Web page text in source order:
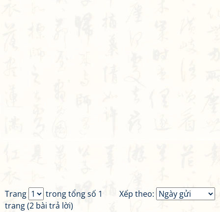
Xếp theo:
Trang
trong tổng số 1
trang (2 bài trả lời)